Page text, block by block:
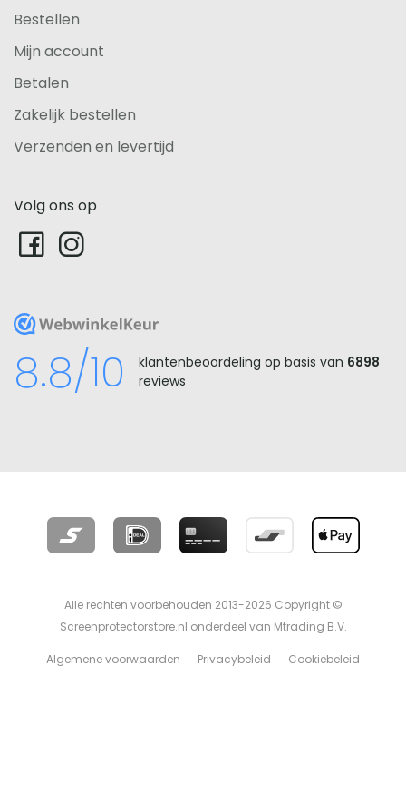
Bestellen
Mijn account
Betalen
Zakelijk bestellen
Verzenden en levertijd
Volg ons op
WebwinkelKeur
8.8/10 klantenbeoordeling op basis van 6898
reviews
Alle rechten voorbehouden 2013-2026 Copyright ©
Screenprotectorstore.nl onderdeel van Mtrading B.V.
Algemene voorwaarden Privacybeleid Cookiebeleid